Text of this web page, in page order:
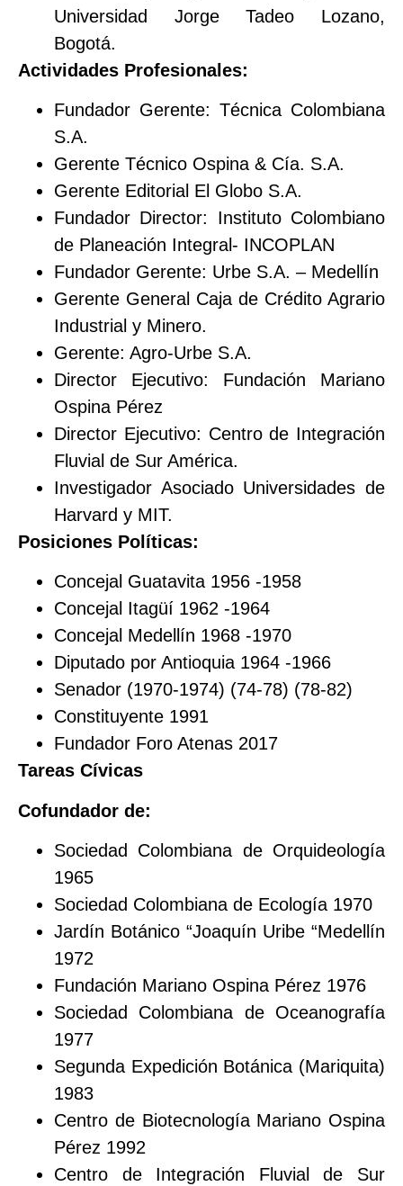
Universidad Jorge Tadeo Lozano,
Bogotá.
Actividades Profesionales:
Fundador Gerente: Técnica Colombiana
S.A.
Gerente Técnico Ospina & Cía. S.A.
Gerente Editorial El Globo S.A.
Fundador Director: Instituto Colombiano
de Planeación Integral- INCOPLAN
Fundador Gerente: Urbe S.A. – Medellín
Gerente General Caja de Crédito Agrario
Industrial y Minero.
Gerente: Agro-Urbe S.A.
Director Ejecutivo: Fundación Mariano
Ospina Pérez
Director Ejecutivo: Centro de Integración
Fluvial de Sur América.
Investigador Asociado Universidades de
Harvard y MIT.
Posiciones Políticas:
Concejal Guatavita 1956 -1958
Concejal Itagüí 1962 -1964
Concejal Medellín 1968 -1970
Diputado por Antioquia 1964 -1966
Senador (1970-1974) (74-78) (78-82)
Constituyente 1991
Fundador Foro Atenas 2017
Tareas Cívicas
Cofundador de:
Sociedad Colombiana de Orquideología
1965
Sociedad Colombiana de Ecología 1970
Jardín Botánico “Joaquín Uribe “Medellín
1972
Fundación Mariano Ospina Pérez 1976
Sociedad Colombiana de Oceanografía
1977
Segunda Expedición Botánica (Mariquita)
1983
Centro de Biotecnología Mariano Ospina
Pérez 1992
Centro de Integración Fluvial de Sur